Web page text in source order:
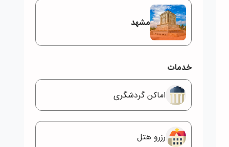
مشهد
خدمات
اماکن گردشگری
رزرو هتل